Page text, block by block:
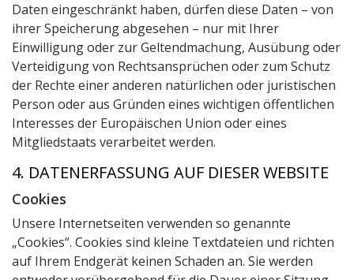
Daten eingeschränkt haben, dürfen diese Daten – von
ihrer Speicherung abgesehen – nur mit Ihrer
Einwilligung oder zur Geltendmachung, Ausübung oder
Verteidigung von Rechtsansprüchen oder zum Schutz
der Rechte einer anderen natürlichen oder juristischen
Person oder aus Gründen eines wichtigen öffentlichen
Interesses der Europäischen Union oder eines
Mitgliedstaats verarbeitet werden.
4. DATENERFASSUNG AUF DIESER WEBSITE
Cookies
Unsere Internetseiten verwenden so genannte
„Cookies“. Cookies sind kleine Textdateien und richten
auf Ihrem Endgerät keinen Schaden an. Sie werden